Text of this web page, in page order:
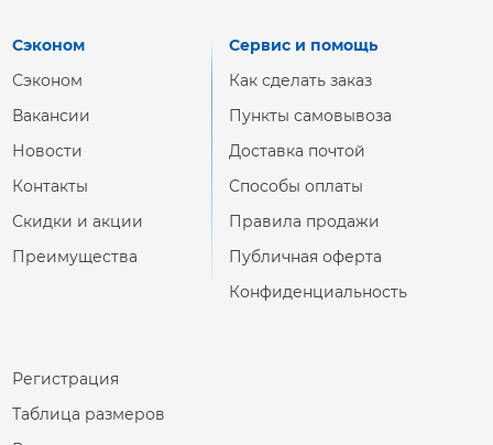
Сэконом
Сэконом
Вакансии
Новости
Контакты
Скидки и акции
Преимущества
Сервис и помощь
Как сделать заказ
Пункты самовывоза
Доставка почтой
Способы оплаты
Правила продажи
Публичная оферта
Конфиденциальность
Регистрация
Таблица размеров